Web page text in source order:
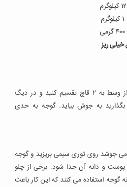
ریز
۱) ابتدا گوجه فرنگی را بشویید. از وسط به ۲ قاچ تقسیم کنید و در دیگ
بگذارید به جوش بیاید. گوجه به حدی
می جوشد روی توری سیمی بریزید و گوجه
و دانه آن جدا شود. برخی از چلو
استفاده می کنند که این کار باعث